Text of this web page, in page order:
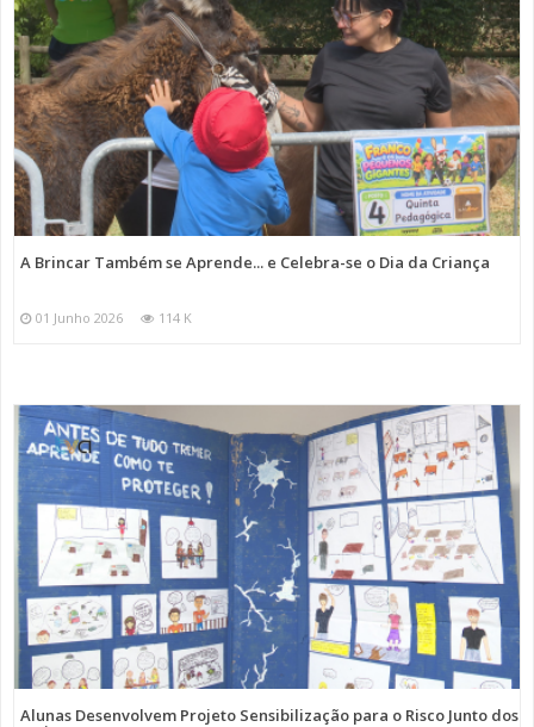
A Brincar Também se Aprende... e Celebra-se o Dia da Criança
01 Junho 2026 114 K
Alunas Desenvolvem Projeto Sensibilização para o Risco Junto dos